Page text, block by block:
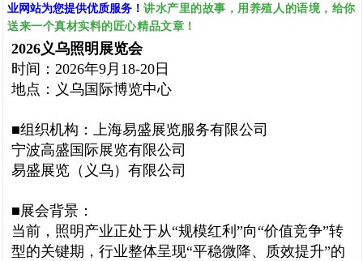
业网站为您提供优质服务！ 讲水产里的故事，用养殖人的语境，给你
送来一个真材实料的匠心精品文章！
2026义乌照明展览会
时间：2026年9月18-20日
地点：义乌国际博览中心
■组织机构：上海易盛展览服务有限公司
宁波高盛国际展览有限公司
易盛展览（义乌）有限公司
■展会背景：
当前，照明产业正处于从“规模红利”向“价值竞争”转
型的关键期，行业整体呈现“平稳微降、质效提升”的